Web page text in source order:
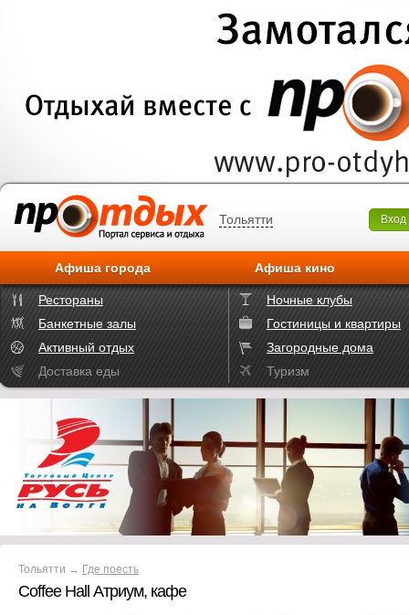
Тольятти Вход
Афиша города Афиша кино
Рестораны
Ночные клубы
Банкетные залы
Гостиницы и квартиры
Активный отдых
Загородные дома
Доставка еды
Туризм
Тольятти → Где поесть
Coffee Hall Атриум, кафе